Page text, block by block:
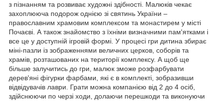
з пізнанням та розвиває художні здібності. Малюків чекає
захоплююча подорож однією зі святинь України –
православним храмовим комплексом та монастирем у місті
Почаєві. А також знайомство з їхніми визначними пам'ятками і
все це у доступній ігровій формі. У процесі гри дитина збирає
міні-пазли із зображеннями величних церков, соборів та
храмів, розташованих на території комплексу. А щоб ще
більше залучитись до гри, малюк зможе розфарбувати
дерев'яні фігурки фарбами, які є в комплекті, зобразивши
відвідувачів лаври. Грати можна компанією від 2 до 4 осіб,
здійснюючи по черзі ходи, долаючи перешкоди та виконуючи